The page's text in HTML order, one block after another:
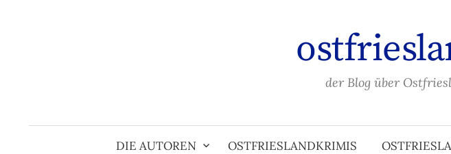
der Blog über
DIE AUTOREN OSTFRIESLANDKRIMIS